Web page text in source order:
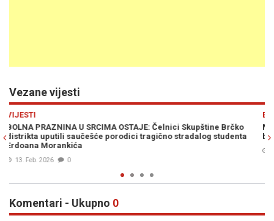
Vezane vijesti
EKONOMIJA
MODERNA FABRIKA POČINJE S RADOM: Iza svega stoji poznati
biznismen
Komentari - Ukupno 0